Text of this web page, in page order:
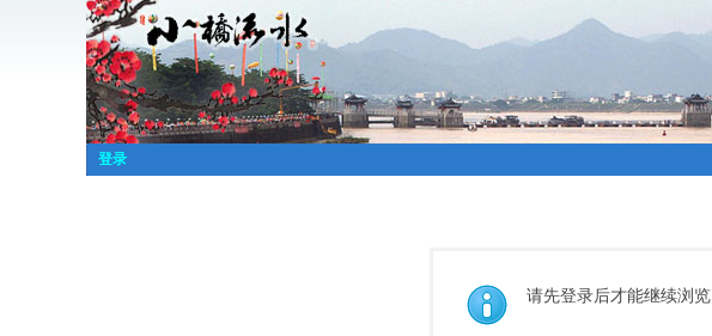
登录
请先登录后才能继续浏览